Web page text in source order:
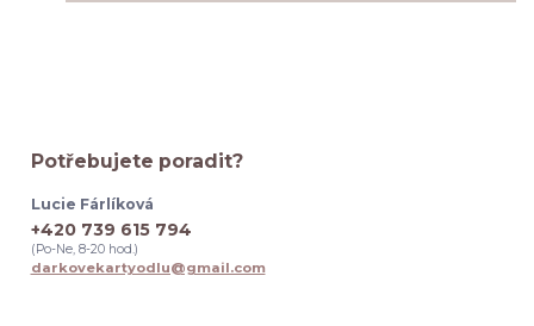
Potřebujete poradit?
Lucie Fárlíková
+420 739 615 794
(Po-Ne, 8-20 hod.)
darkovekartyodlu@gmail.com